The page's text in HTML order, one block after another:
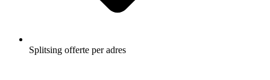
Splitsing offerte per adres